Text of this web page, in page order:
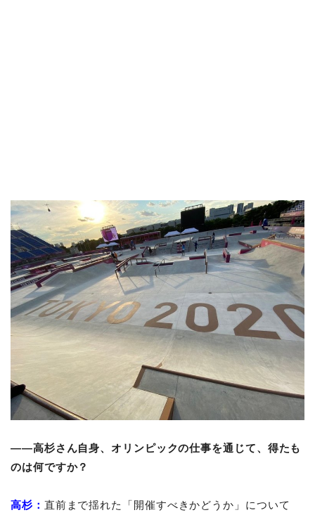
――高杉さん自身、オリンピックの仕事を通じて、得たも
のは何ですか？
高杉： 直前まで揺れた「開催すべきかどうか」について